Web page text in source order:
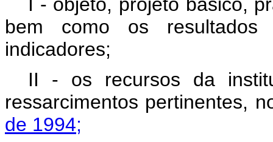
I - objeto, projeto básico,
bem como os resultados
indicadores;
II - os recursos da
ressarcimentos pertinentes,
de 1994;